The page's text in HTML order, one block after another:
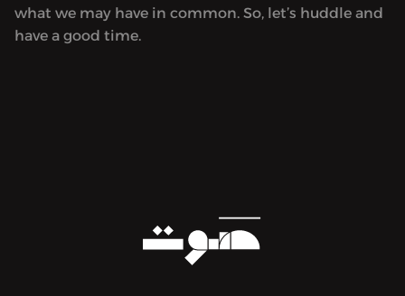
what we may have in common. So, let’s huddle and
have a good time.